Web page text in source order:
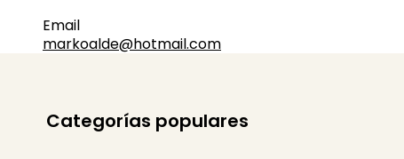
Email
markoalde@hotmail.com
Categorías populares